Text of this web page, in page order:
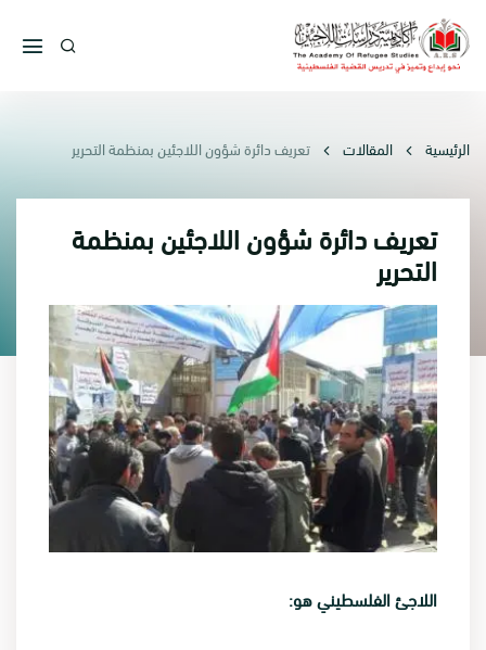
الرئيسية المقالات تعريف دائرة شؤون اللاجئين بمنظمة التحرير
تعريف دائرة شؤون اللاجئين بمنظمة
التحرير
اللاجئ الفلسطيني هو: